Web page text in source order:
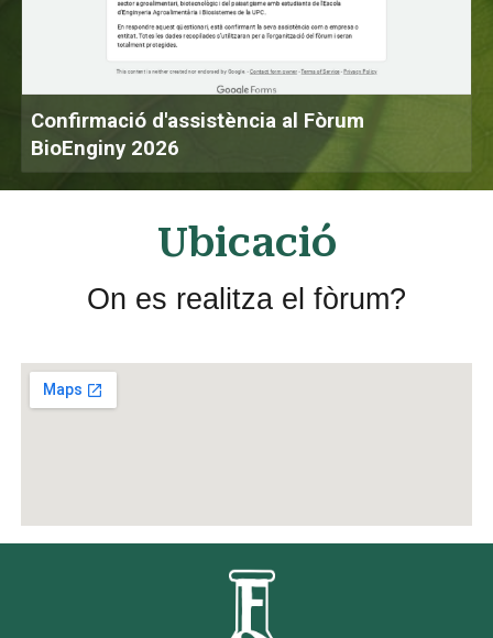
Confirmació d'assistència al Fòrum
BioEnginy 2026
Ubicació
On es realitza el fòrum?